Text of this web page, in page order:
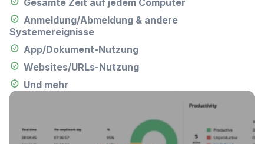
Gesamte Zeit auf jedem Computer
Anmeldung/Abmeldung & andere
Systemereignisse
App/Dokument-Nutzung
Websites/URLs-Nutzung
Und mehr